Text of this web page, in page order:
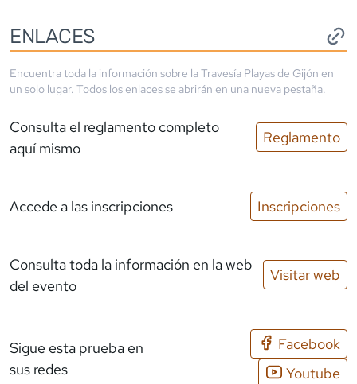
ENLACES
Encuentra toda la información sobre laTravesía Playas de Gijón en
un solo lugar. Todos los enlaces se abrirán en una nueva pestaña.
Consulta el reglamento completo
aquí mismo
Reglamento
Accede a las inscripciones Inscripciones
Consulta toda la información en la web
del evento
Visitar web
Sigue esta prueba en
sus redes
Facebook
Youtube